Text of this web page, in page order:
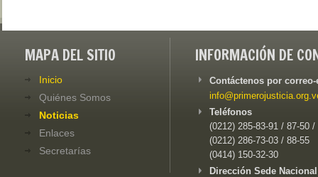
MAPA DEL SITIO
Inicio
Quiénes Somos
Noticias
Enlaces
Secretarías
INFORMACIÓN DE
Contáctenos por
Teléfonos
(0212) 285-83-91 / 87-50 /
(0212) 286-73-03 / 88-55
(0414) 150-32-30
Dirección Sede